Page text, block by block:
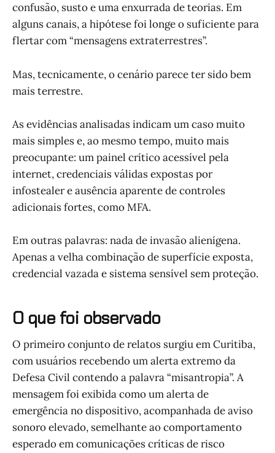
confusão, susto e uma enxurrada de teorias. Em
alguns canais, a hipótese foi longe o suficiente para
flertar com “mensagens extraterrestres”.
Mas, tecnicamente, o cenário parece ter sido bem
mais terrestre.
As evidências analisadas indicam um caso muito
mais simples e, ao mesmo tempo, muito mais
preocupante: um painel crítico acessível pela
internet, credenciais válidas expostas por
infostealer e ausência aparente de controles
adicionais fortes, como MFA.
Em outras palavras: nada de invasão alienígena.
Apenas a velha combinação de superfície exposta,
credencial vazada e sistema sensível sem proteção.
O que foi observado
O primeiro conjunto de relatos surgiu em Curitiba,
com usuários recebendo um alerta extremo da
Defesa Civil contendo a palavra “misantropia”. A
mensagem foi exibida como um alerta de
emergência no dispositivo, acompanhada de aviso
sonoro elevado, semelhante ao comportamento
esperado em comunicações críticas de risco